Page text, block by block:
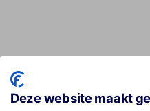
Deze website maakt